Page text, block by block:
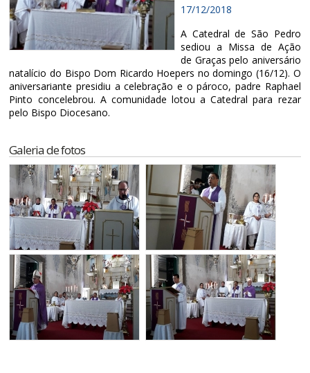
17/12/2018
A Catedral de São Pedro
sediou a Missa de Ação
de Graças pelo aniversário
natalício do Bispo Dom Ricardo Hoepers no domingo (16/12). O
aniversariante presidiu a celebração e o pároco, padre Raphael
Pinto concelebrou. A comunidade lotou a Catedral para rezar
pelo Bispo Diocesano.
Galeria de fotos